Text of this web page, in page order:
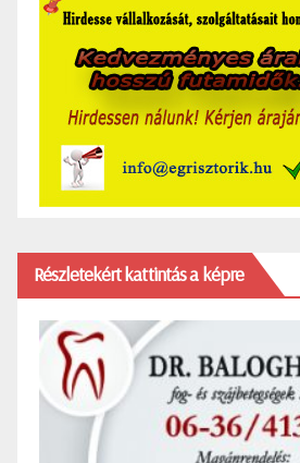
Részletekért kattintás a képre